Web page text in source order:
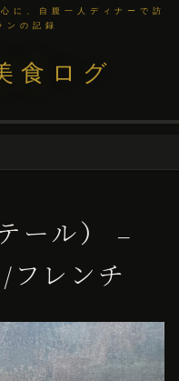
に、自腹一人ディナーで訪
ンの記録
食ログ
ール） –
フレンチ